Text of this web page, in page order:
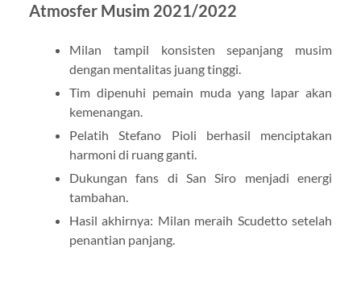
Atmosfer Musim 2021/2022
Milan tampil konsisten sepanjang musim
dengan mentalitas juang tinggi.
Tim dipenuhi pemain muda yang lapar akan
kemenangan.
Pelatih Stefano Pioli berhasil menciptakan
harmoni di ruang ganti.
Dukungan fans di San Siro menjadi energi
tambahan.
Hasil akhirnya: Milan meraih Scudetto setelah
penantian panjang.